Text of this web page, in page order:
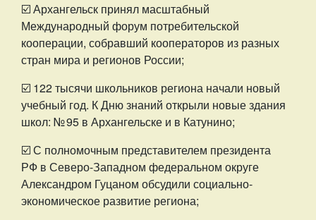
☑️ Архангельск принял масштабный
Международный форум потребительской
кооперации, собравший кооператоров из разных
стран мира и регионов России;
☑️ 122 тысячи школьников региона начали новый
учебный год. К Дню знаний открыли новые здания
школ: № 95 в Архангельске и в Катунино;
☑️ С полномочным представителем президента
РФ в Северо-Западном федеральном округе
Александром Гуцаном обсудили социально-
экономическое развитие региона;